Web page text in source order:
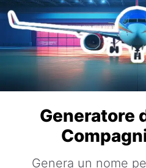
Generatore
Genera un nome